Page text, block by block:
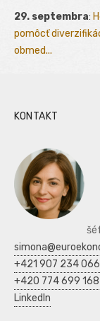
29. septembra:
pomôcť
obmed...
KONTAKT
+421 907 234 066
+420 774 699 168
LinkedIn